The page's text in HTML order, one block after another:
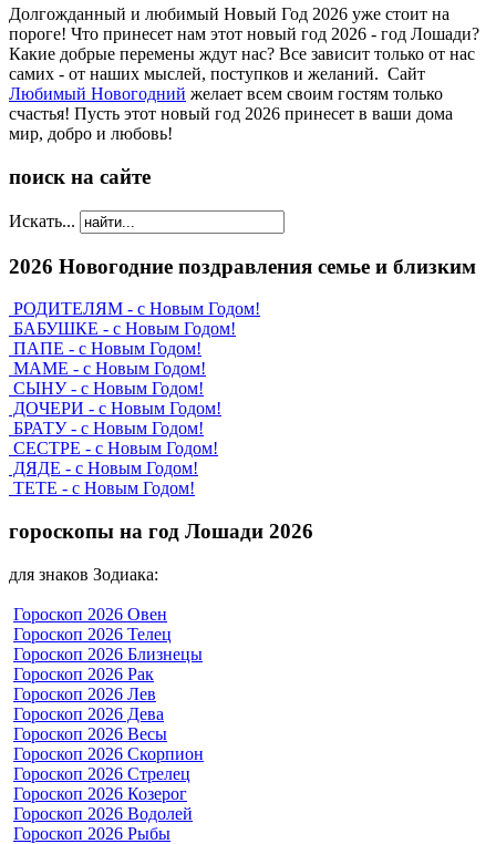
Долгожданный и любимый Новый Год 2026 уже стоит на
пороге! Что принесет нам этот новый год 2026 - год Лошади?
Какие добрые перемены ждут нас? Все зависит только от нас
самих - от наших мыслей, поступков и желаний. Сайт
Любимый Новогодний желает всем своим гостям только
счастья! Пусть этот новый год 2026 принесет в ваши дома
мир, добро и любовь!
поиск на сайте
Искать...
2026 Новогодние поздравления семье и близким
РОДИТЕЛЯМ - с Новым Годом!
БАБУШКЕ - с Новым Годом!
ПАПЕ - с Новым Годом!
МАМЕ - с Новым Годом!
СЫНУ - с Новым Годом!
ДОЧЕРИ - с Новым Годом!
БРАТУ - с Новым Годом!
СЕСТРЕ - с Новым Годом!
ДЯДЕ - с Новым Годом!
ТЕТЕ - с Новым Годом!
гороскопы на год Лошади 2026
для знаков Зодиака:
Гороскоп 2026 Овен
Гороскоп 2026 Телец
Гороскоп 2026 Близнецы
Гороскоп 2026 Рак
Гороскоп 2026 Лев
Гороскоп 2026 Дева
Гороскоп 2026 Весы
Гороскоп 2026 Скорпион
Гороскоп 2026 Стрелец
Гороскоп 2026 Козерог
Гороскоп 2026 Водолей
Гороскоп 2026 Рыбы